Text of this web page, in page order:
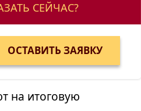
СЕЙЧАС?
на итоговую